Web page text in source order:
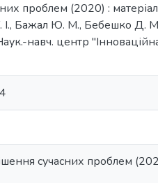
проблем (2020) :
Бажал Ю. М., Бебешко Д.
навч. центр
сучасних проблем